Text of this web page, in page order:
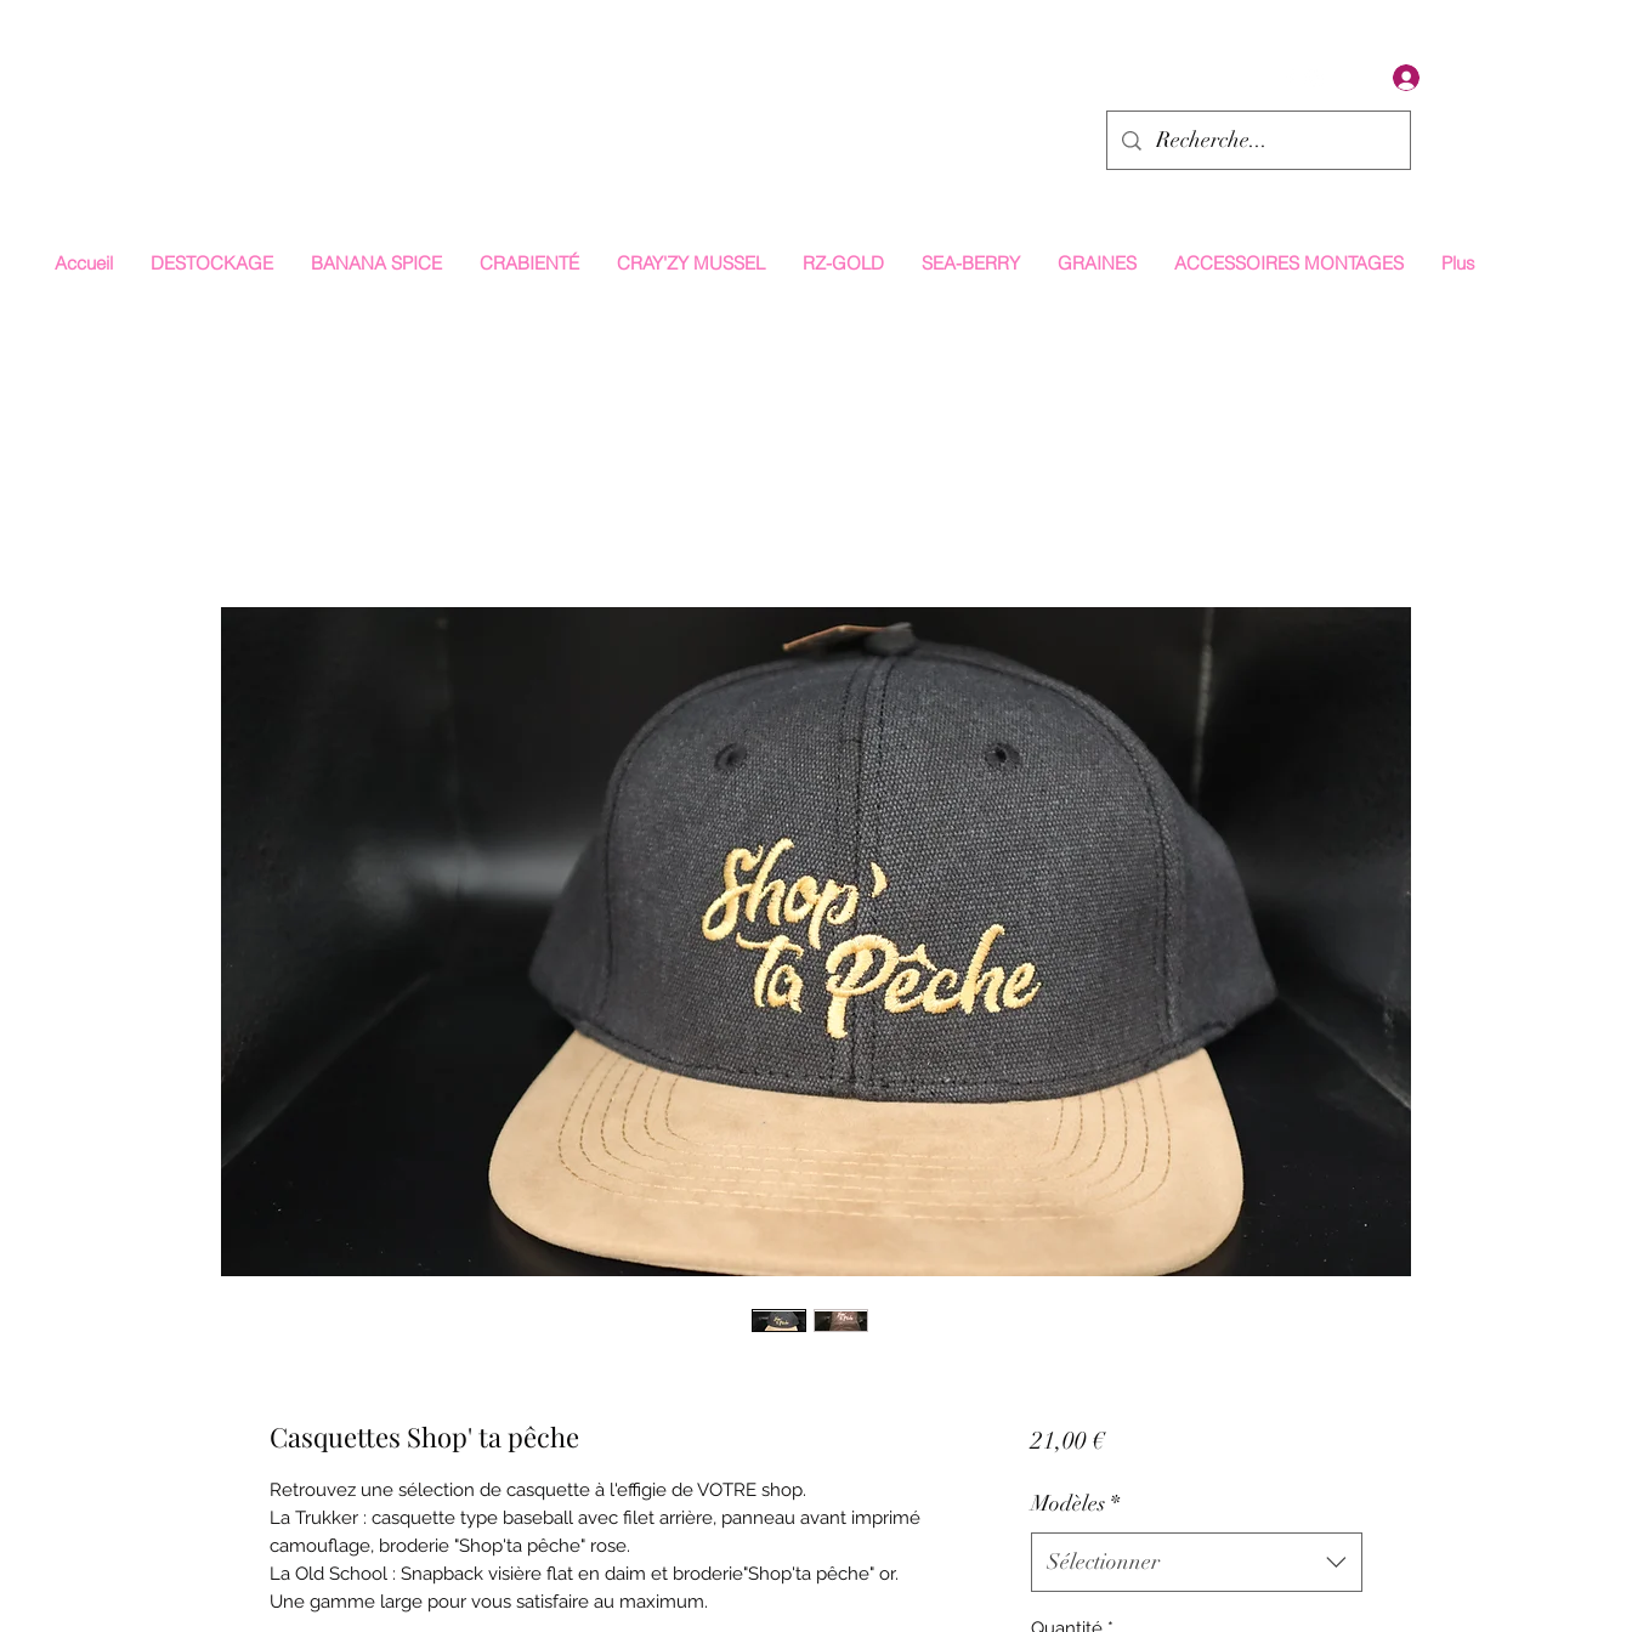
Accueil DESTOCKAGE BANANA SPICE CRABIENTÉ CRAY'ZY MUSSEL RZ-GOLD SEA-BERRY GRAINES ACCESSOIRES MONTAGES Plus
Casquettes Shop' ta pêche
Retrouvez une sélection de casquette à l'effigie de VOTRE shop.
La Trukker : casquette type baseball avec filet arrière, panneau avant imprimé
camouflage, broderie "Shop'ta pêche" rose.
La Old School : Snapback visière flat en daim et broderie"Shop'ta pêche" or.
Une gamme large pour vous satisfaire au maximum.
21,00 €Prix
Modèles *
Sélectionner